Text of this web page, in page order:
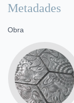
Metadades
Obra